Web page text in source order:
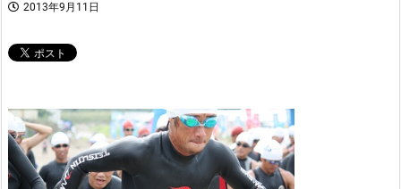
2013年9月11日